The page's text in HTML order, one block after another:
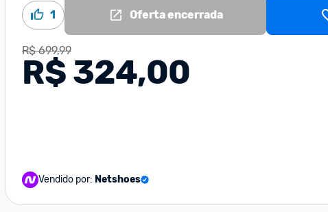
1 Oferta encerrada
R$ 699,99
R$ 324,00
Vendido por: Netshoes